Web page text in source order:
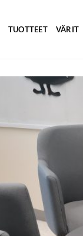
TUOTTEET VÄRIT